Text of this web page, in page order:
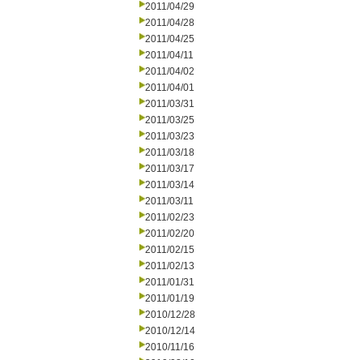
2011/04/29
2011/04/28
2011/04/25
2011/04/11
2011/04/02
2011/04/01
2011/03/31
2011/03/25
2011/03/23
2011/03/18
2011/03/17
2011/03/14
2011/03/11
2011/02/23
2011/02/20
2011/02/15
2011/02/13
2011/01/31
2011/01/19
2010/12/28
2010/12/14
2010/11/16